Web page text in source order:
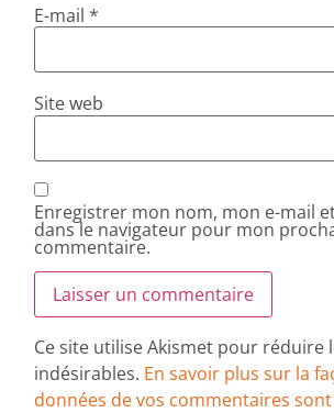
E-mail*
Site web
Enregistrer mon nom, mon e-mail
dans le navigateur pour mon
commentaire.
Ce site utilise Akismet pour réduire
indésirables. En savoir plus sur la
données de vos commentaires